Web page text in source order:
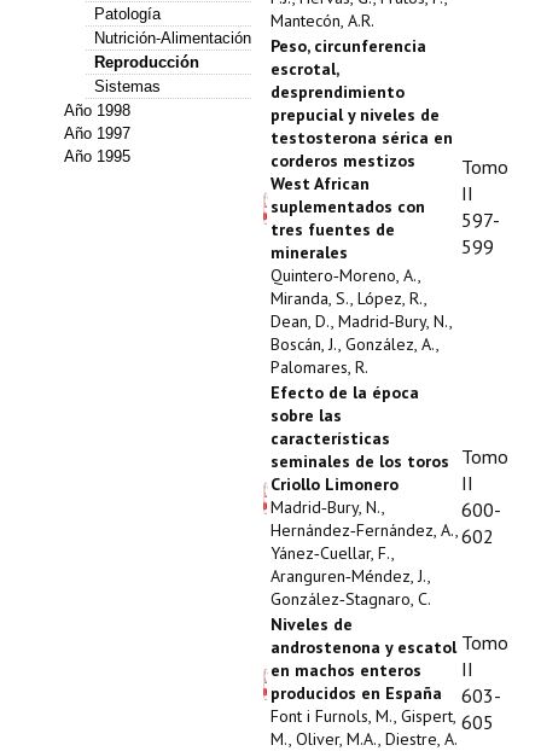
Equipo Editorial
Leer revista ITEA
Directrices para autores/as
Políticas Editoriales
Premio Jóvenes Investigadores
Patología
Nutrición‑Alimentación
Reproducción
Sistemas
Año 1998
Año 1997
Año 1995
Mantecón, A.R.
Peso, circunferencia
escrotal,
desprendimiento
prepucial y niveles de
testosterona sérica en
corderos mestizos
West African
suplementados con
tres fuentes de
minerales
Quintero‑Moreno, A.,
Miranda, S., López, R.,
Dean, D., Madrid‑Bury, N.,
Boscán, J., González, A.,
Palomares, R.
Tomo
II
597-
599
Efecto de la época
sobre las
características
seminales de los toros
Criollo Limonero
Madrid‑Bury, N.,
Hernández‑Fernández, A.,
Yánez‑Cuellar, F.,
Aranguren‑Méndez, J.,
González‑Stagnaro, C.
Tomo
II
600-
602
Niveles de
androstenona y escatol
en machos enteros
producidos en España
Font i Furnols, M., Gispert,
M., Oliver, M.A., Diestre, A.
Tomo
II
603-
605